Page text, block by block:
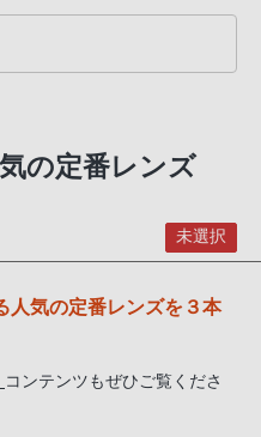
の定番レンズ
未選択
人気の定番レンズを３本
コンテンツもぜひご覧くださ